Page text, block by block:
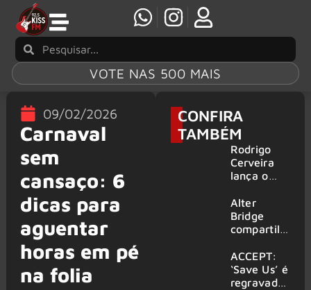
VOTE NAS 500 MAIS
09/02/2026
Carnaval
sem
cansaço: 6
dicas para
aguentar
horas em pé
na folia
CONFIRA
TAMBÉM
Rodrigo
Cerveira
lança o
Searcher”
Alter
Bridge
compartilh
vivo de
“Fortress”
gravada
ACCEPT:
‘Save Us’ é
regravada